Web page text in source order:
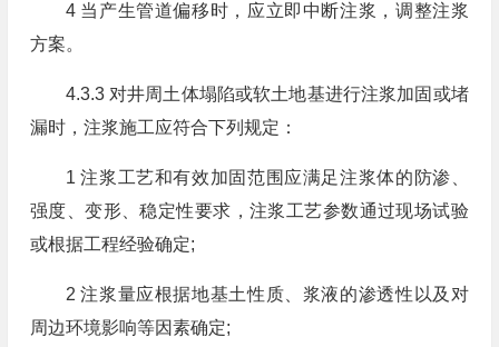
4 当产生管道偏移时，应立即中断注浆，调整注浆
方案。
4.3.3 对井周土体塌陷或软土地基进行注浆加固或堵
漏时，注浆施工应符合下列规定：
1 注浆工艺和有效加固范围应满足注浆体的防渗、
强度、变形、稳定性要求，注浆工艺参数通过现场试验
或根据工程经验确定;
2 注浆量应根据地基土性质、浆液的渗透性以及对
周边环境影响等因素确定;